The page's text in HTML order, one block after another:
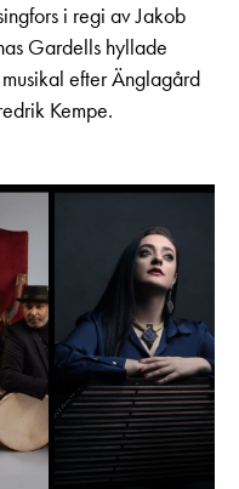
i regi av Jakob
Gardells hyllade
efter Änglagård
Kempe.